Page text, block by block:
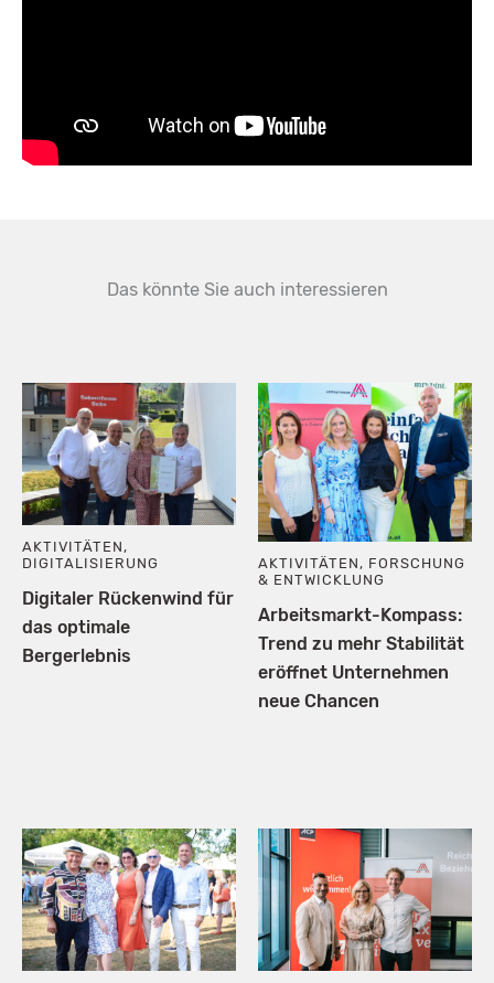
Das könnte Sie auch interessieren
AKTIVITÄTEN,
DIGITALISIERUNG
Digitaler Rückenwind für
das optimale
Bergerlebnis
AKTIVITÄTEN , FORSCHUNG
& ENTWICKLUNG
Arbeitsmarkt-Kompass:
Trend zu mehr Stabilität
eröffnet Unternehmen
neue Chancen